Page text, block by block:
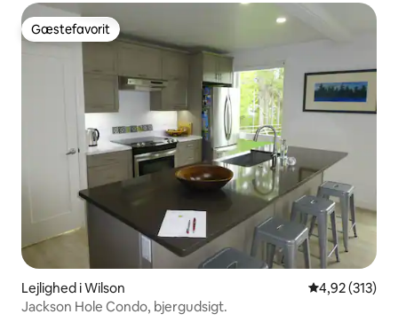
Gæstefavorit
Gæstefavorit
Lejlighed i Wilson 4,92 ud af 5 i
4,92 (313)
Jackson Hole Condo, bjergudsigt.